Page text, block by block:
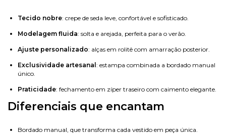
Tecido nobre: crepe de seda leve, confortável e sofisticado.
Modelagem fluida: solta e arejada, perfeita para o verão.
Ajuste personalizado: alças em rolitê com amarração posterior.
Exclusividade artesanal: estampa combinada a bordado manual
único.
Praticidade: fechamento em zíper traseiro com caimento elegante.
Diferenciais que encantam
Bordado manual, que transforma cada vestido em peça única.